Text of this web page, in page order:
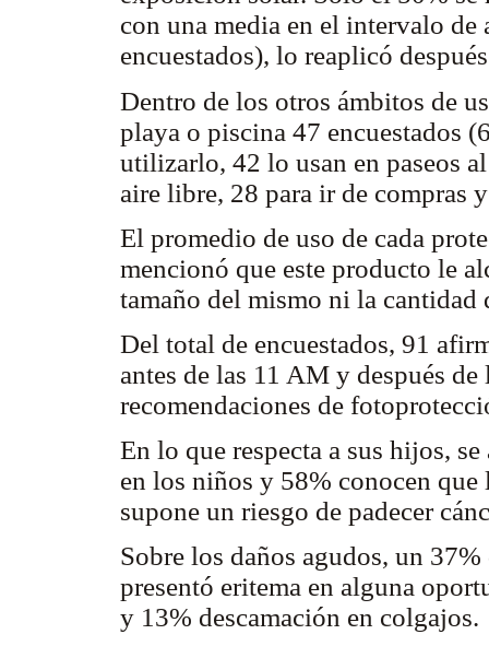
con una media en el intervalo
encuestados), lo reaplicó
Dentro de los otros ámbitos de
playa o piscina 47 encuestados
utilizarlo, 42 lo usan en paseos
aire libre, 28 para ir de compras
El promedio de uso de cada
mencionó que este producto le
tamaño del mismo ni la
Del total de encuestados, 91
antes de las 11 AM y después
recomendaciones de
En lo que respecta a sus hijos,
en los niños y 58% conocen
supone un riesgo de padecer
Sobre los daños agudos, un
presentó eritema en alguna
y 13% descamación en colgajos.